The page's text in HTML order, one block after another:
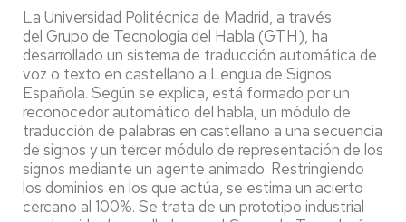
La Universidad Politécnica de Madrid, a través
del Grupo de Tecnología del Habla (GTH), ha
desarrollado un sistema de traducción automática de
voz o texto en castellano a Lengua de Signos
Española. Según se explica, está formado por un
reconocedor automático del habla, un módulo de
traducción de palabras en castellano a una secuencia
de signos y un tercer módulo de representación de los
signos mediante un agente animado. Restringiendo
los dominios en los que actúa, se estima un acierto
cercano al 100%. Se trata de un prototipo industrial